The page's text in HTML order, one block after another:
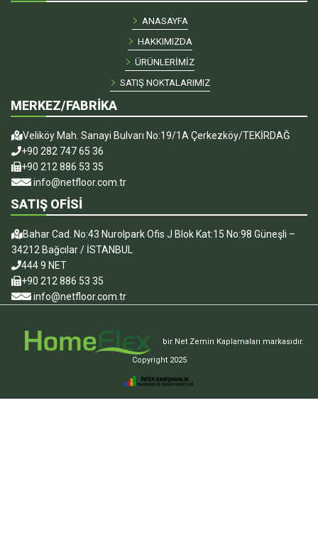
ANASAYFA
HAKKIMIZDA
ÜRÜNLERİMİZ
SATIŞ NOKTALARIMIZ
MERKEZ/FABRİKA
Veliköy Mah. Sanayi Bulvarı No:19/1A Çerkezköy/TEKİRDAĞ
+90 282 747 65 36
+90 212 886 53 35
info@netfloor.com.tr
SATIŞ OFİSİ
Bahar Cad. No:43 Nurolpark Ofis J Blok Kat:15 No:98 Güneşli –
34212 Bağcılar / İSTANBUL
444 9 NET
+90 212 886 53 35
info@netfloor.com.tr
bir Net Zemin Kaplamaları markasıdır.
Copyright 2025